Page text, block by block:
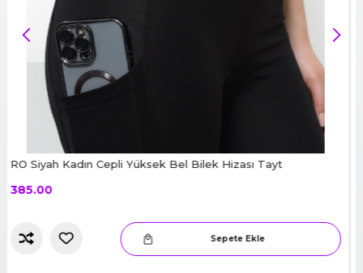
RO Lila Kadın Cepli Yüksek Bel Bilek Hizası Tayt
385.00
Sepete Ekle